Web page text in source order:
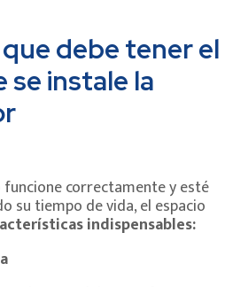
debe tener el
se instale la
funcione correctamente y esté
su tiempo de vida, el espacio
indispensables: